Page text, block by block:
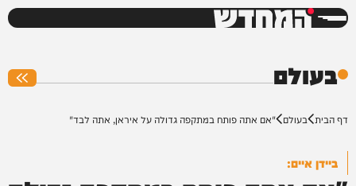
המחדש
בעולם
דף הבית בעולם "אם אתה פותח במתקפה גדולה על איראן, אתה לבד"
ביידן איים: